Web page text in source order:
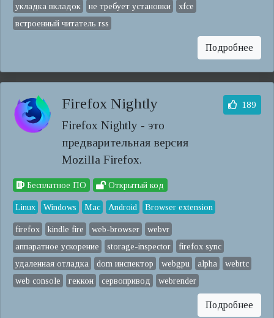
укладка вкладок
не требует установки
xfce
встроенный читатель rss
Подробнее
Firefox Nightly
Firefox Nightly - это
предварительная версия
Mozilla Firefox.
189
Бесплатное ПО Открытый код
Linux Windows Mac Android Browser extension
firefox kindle fire web-browser
webvr
аппаратное ускорение
storage-inspector
firefox sync
удаленная отладка
dom инспектор webgpu alpha
webrtc
web console
геккон сервопривод webrender
Подробнее